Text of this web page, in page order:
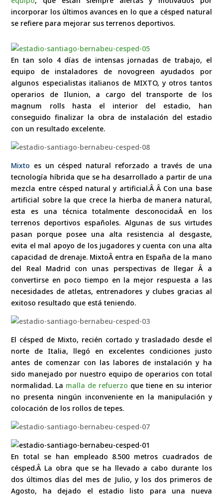
incorporar los últimos avances en lo que a césped natural
se refiere para mejorar sus terrenos deportivos.
En tan solo 4 días de intensas jornadas de trabajo, el
equipo de instaladores de novogreen ayudados por
algunos especialistas italianos de MIXTO, y otros tantos
operarios de Ilunion, a cargo del transporte de los
magnum rolls hasta el interior del estadio, han
conseguido finalizar la obra de instalación del estadio
con un resultado excelente.
Mixto es un césped natural reforzado a través de una
tecnología híbrida que se ha desarrollado a partir de una
mezcla entre césped natural y artificial.Â Â Con una base
artificial sobre la que crece la hierba de manera natural,
esta es una técnica totalmente desconocidaÂ en los
terrenos deportivos españoles. Algunas de sus virtudes
pasan porque posee una alta resistencia al desgaste,
evita el mal apoyo de los jugadores y cuenta con una alta
capacidad de drenaje. MixtoÂ entra en España de la mano
del Real Madrid con unas perspectivas de llegar Â a
convertirse en poco tiempo en la mejor respuesta a las
necesidades de atletas, entrenadores y clubes gracias al
exitoso resultado que está teniendo.
El césped de Mixto, recién cortado y trasladado desde el
norte de Italia, llegó en excelentes condiciones justo
antes de comenzar con las labores de instalación y ha
sido manejado por nuestro equipo de operarios con total
normalidad. La malla de refuerzo que tiene en su interior
no presenta ningún inconveniente en la manipulación y
colocación de los rollos de tepes.
En total se han empleado 8.500 metros cuadrados de
césped.Â La obra que se ha llevado a cabo durante los
dos últimos días del mes de Julio, y los dos primeros de
Agosto, ha dejado el estadio listo para una nueva